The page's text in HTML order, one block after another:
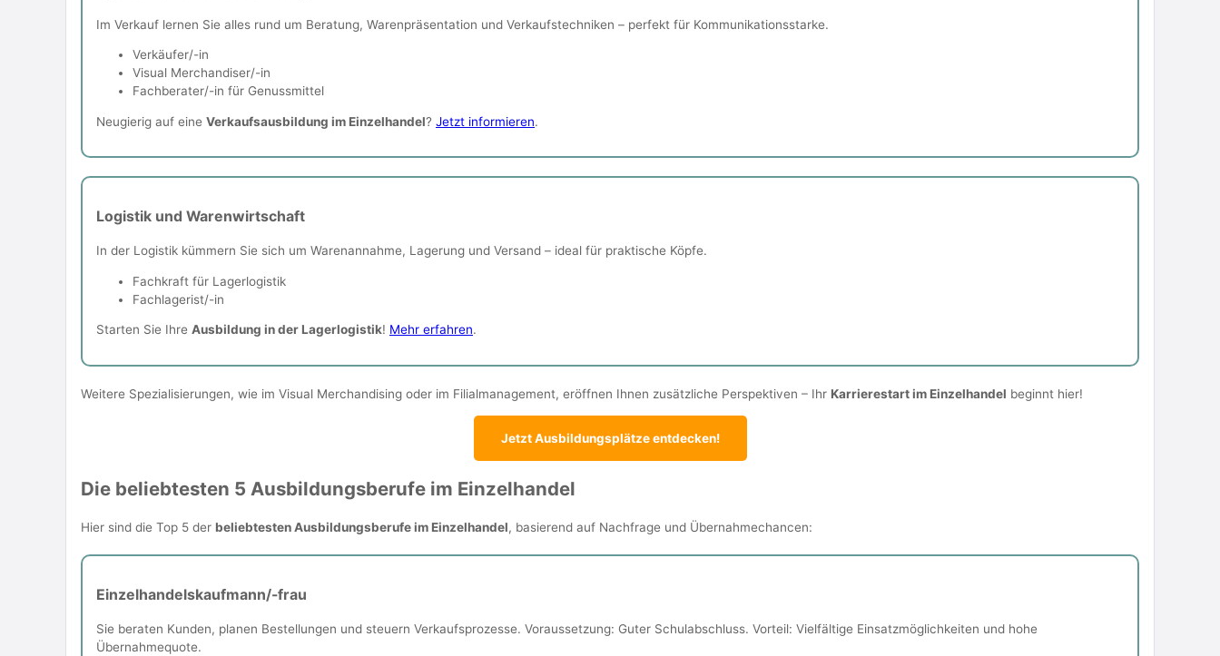
Im Verkauf lernen Sie alles rund um Beratung, Warenpräsentation und Verkaufstechniken – perfekt für Kommunikationsstarke.
Verkäufer/-in
Visual Merchandiser/-in
Fachberater/-in für Genussmittel
Neugierig auf eine Verkaufsausbildung im Einzelhandel? Jetzt informieren.
Logistik und Warenwirtschaft
In der Logistik kümmern Sie sich um Warenannahme, Lagerung und Versand – ideal für praktische Köpfe.
Fachkraft für Lagerlogistik
Fachlagerist/-in
Starten Sie Ihre Ausbildung in der Lagerlogistik! Mehr erfahren.
Weitere Spezialisierungen, wie im Visual Merchandising oder im Filialmanagement, eröffnen Ihnen zusätzliche Perspektiven – Ihr Karrierestart im Einzelhandel beginnt hier!
Jetzt Ausbildungsplätze entdecken!
Die beliebtesten 5 Ausbildungsberufe im Einzelhandel
Hier sind die Top 5 der beliebtesten Ausbildungsberufe im Einzelhandel, basierend auf Nachfrage und Übernahmechancen:
Einzelhandelskaufmann/-frau
Sie beraten Kunden, planen Bestellungen und steuern Verkaufsprozesse. Voraussetzung: Guter Schulabschluss. Vorteil: Vielfältige Einsatzmöglichkeiten und hohe
Übernahmequote.